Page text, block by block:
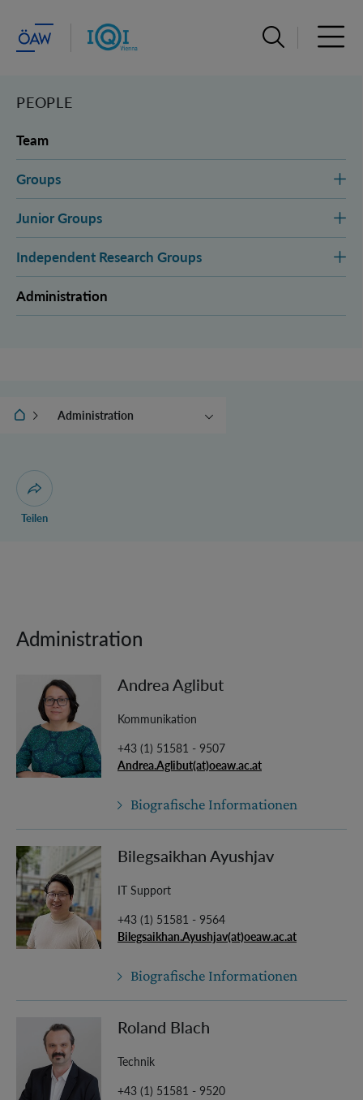
Suchleiste
PEOPLE
Team
Groups
Junior Groups
Independent Research Groups
Administration
IQOQI WienAdministration
Dialog zum Teilen der Seite öffnen
Teilen
Administration
Andrea Aglibut
Kommunikation
+43 (1) 51581 - 9507
Andrea.Aglibut(at)oeaw.ac.at
Biografische Informationen
Bilegsaikhan Ayushjav
IT Support
+43 (1) 51581 - 9564
Bilegsaikhan.Ayushjav(at)oeaw.ac.at
Biografische Informationen
Roland Blach
Technik
+43 (1) 51581 - 9520